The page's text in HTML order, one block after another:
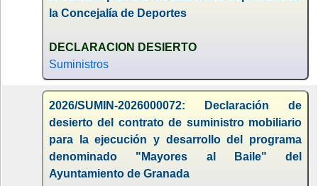
la Concejalía de Deportes
DECLARACION DESIERTO
Suministros
2026/SUMIN-2026000072: Declaración de
desierto del contrato de suministro mobiliario
para la ejecución y desarrollo del programa
denominado "Mayores al Baile" del
Ayuntamiento de Granada